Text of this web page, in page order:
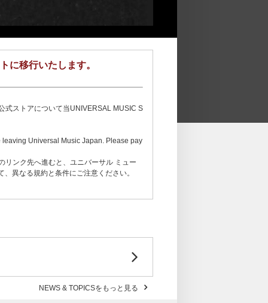
に移行いたします。
式ストアについて当UNIVERSAL MUSIC S
Universal Music Japan. Please pay
リンク先へ進むと、ユニバーサル ミュー
異なる規約と条件にご注意ください。
NEWS & TOPICSをもっと見る